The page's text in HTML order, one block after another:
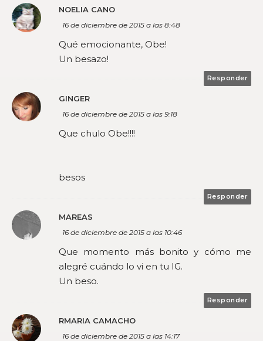
NOELIA CANO
16 de diciembre de 2015 a las 8:48
Qué emocionante, Obe!
Un besazo!
Responder
GINGER
16 de diciembre de 2015 a las 9:18
Que chulo Obe!!!!
besos
Responder
MAREAS
16 de diciembre de 2015 a las 10:46
Que momento más bonito y cómo me
alegré cuándo lo vi en tu IG.
Un beso.
Responder
RMARIA CAMACHO
16 de diciembre de 2015 a las 14:17